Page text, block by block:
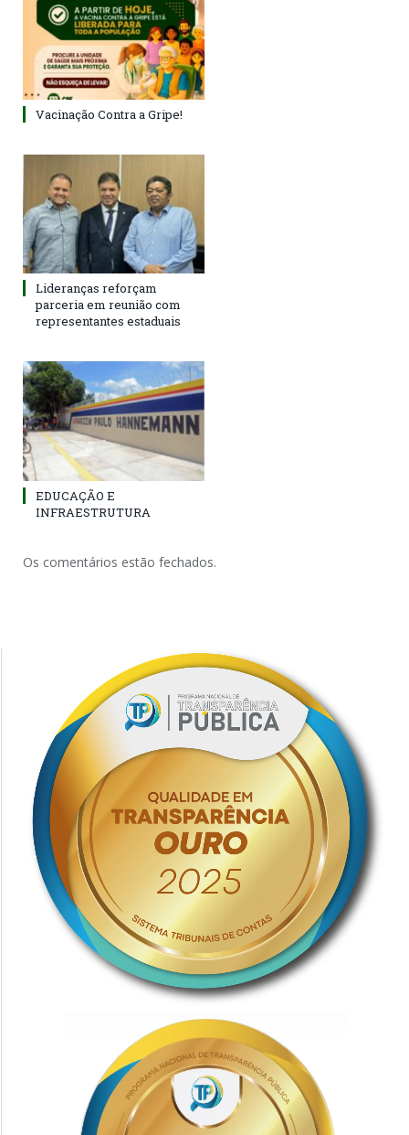
Vacinação Contra a Gripe!
Lideranças reforçam
parceria em reunião com
representantes estaduais
EDUCAÇÃO E
INFRAESTRUTURA
Os comentários estão fechados.